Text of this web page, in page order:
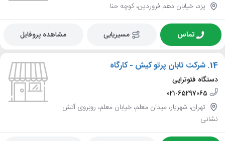
یزد، خیابان دهم فروردین، کوچه حنا
تماس مسیریابی مشاهده پروفایل
14. شرکت تابان پرتو کیش - کارگاه
دستگاه فتوتراپی
021-65297065
تهران، شهریار، میدان معلم، خیابان معلم، روبروی آتش
نشانی